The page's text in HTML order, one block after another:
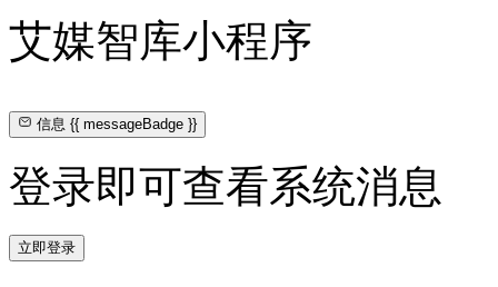
艾媒智库小程序
信息{{ messageBadge }}
登录即可查看系统消息
立即登录